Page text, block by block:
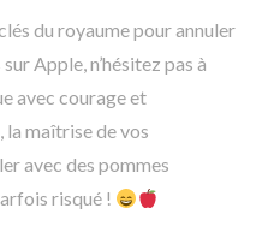
du royaume pour annuler
Apple, n’hésitez pas à
avec courage et
maîtrise de vos
avec des pommes
risqué !